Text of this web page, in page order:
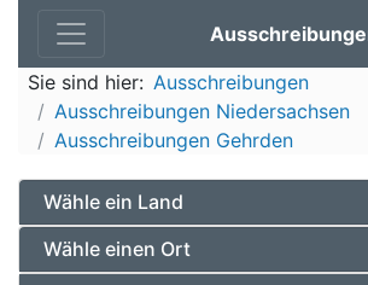
Sie sind hier: Ausschreibungen
Ausschreibungen Niedersachsen
Ausschreibungen Gehrden
Wähle ein Land
Wähle einen Ort